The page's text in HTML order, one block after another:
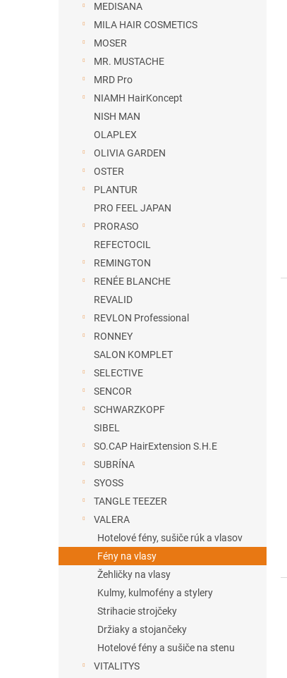
MEDISANA
MILA HAIR COSMETICS
MOSER
MR. MUSTACHE
MRD Pro
NIAMH HairKoncept
NISH MAN
OLAPLEX
OLIVIA GARDEN
OSTER
PLANTUR
PRO FEEL JAPAN
PRORASO
REFECTOCIL
REMINGTON
RENÉE BLANCHE
REVALID
REVLON Professional
RONNEY
SALON KOMPLET
SELECTIVE
SENCOR
SCHWARZKOPF
SIBEL
SO.CAP HairExtension S.H.E
SUBRÍNA
SYOSS
TANGLE TEEZER
VALERA
Hotelové fény, sušiče rúk a vlasov
Fény na vlasy
Žehličky na vlasy
Kulmy, kulmofény a stylery
Strihacie strojčeky
Držiaky a stojančeky
Hotelové fény a sušiče na stenu
VITALITYS